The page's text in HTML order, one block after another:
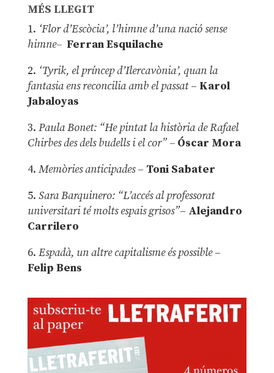
MÉS LLEGIT
1. ‘Flor d’Escòcia’, l’himne d’una nació sense
himne– Ferran Esquilache
2. ‘Tyrik, el príncep d’Ilercavònia’, quan la
fantasia ens reconcilia amb el passat– Karol
Jabaloyas
3. Paula Bonet: “He pintat la història de Rafael
Chirbes des dels budells i el cor” –Óscar Mora
4. Memòries anticipades– Toni Sabater
5. Sara Barquinero: “L’accés al professorat
universitari té molts espais grisos”– Alejandro
Carrilero
6. Espadà, un altre capitalisme és possible –
Felip Bens